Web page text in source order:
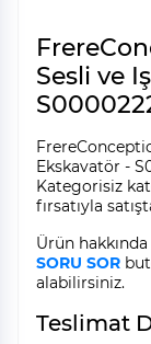
Sesli ve
Ekskavatör -
Kategorisiz
fırsatıyla
Ürün
SORU SOR
alabilirsiniz.
Teslimat